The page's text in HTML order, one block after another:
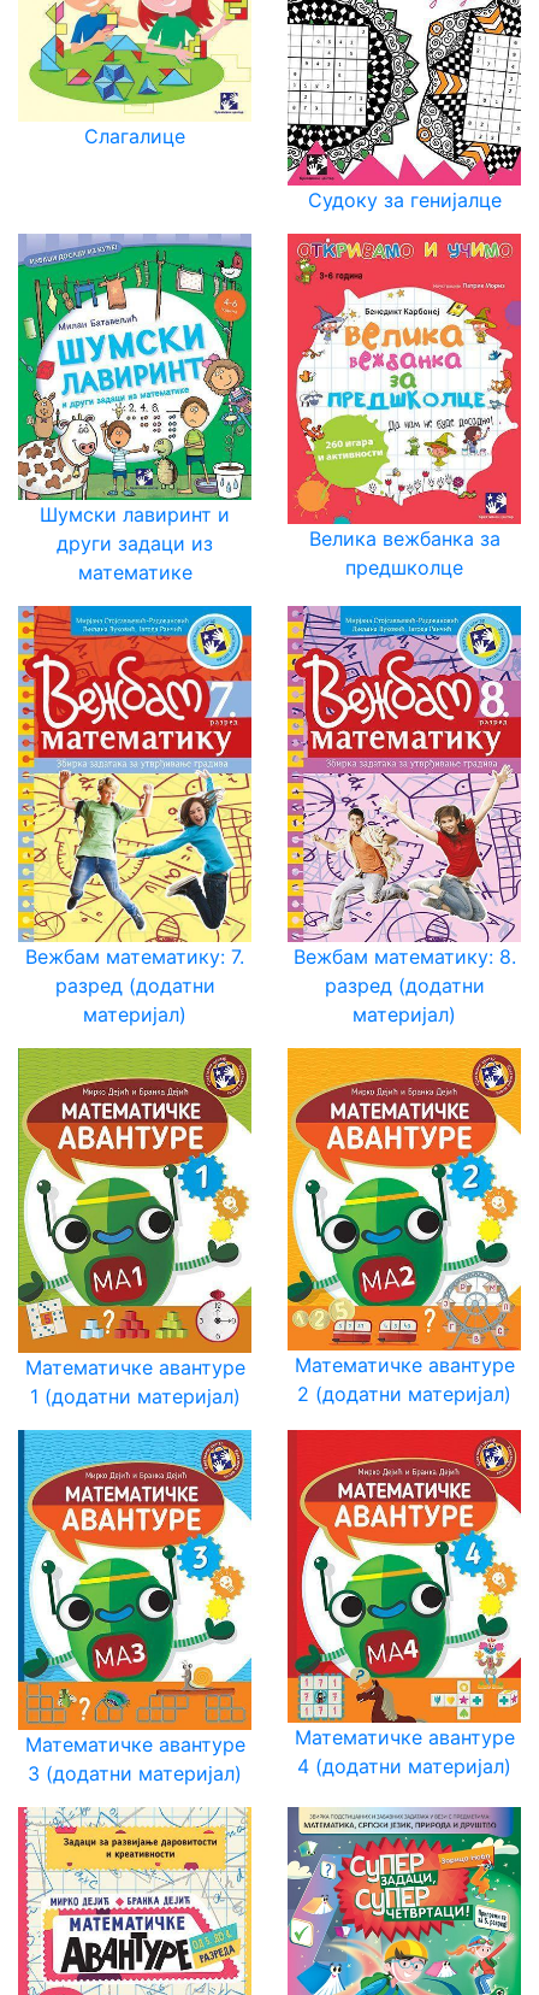
Слагалице
Судоку за генијалце
Шумски лавиринт и
други задаци из
математике
Велика вежбанка за
предшколце
Вежбам математику: 7.
разред (додатни
материјал)
Вежбам математику: 8.
разред (додатни
материјал)
Математичке авантуре
1 (додатни материјал)
Математичке авантуре
2 (додатни материјал)
Математичке авантуре
3 (додатни материјал)
Математичке авантуре
4 (додатни материјал)